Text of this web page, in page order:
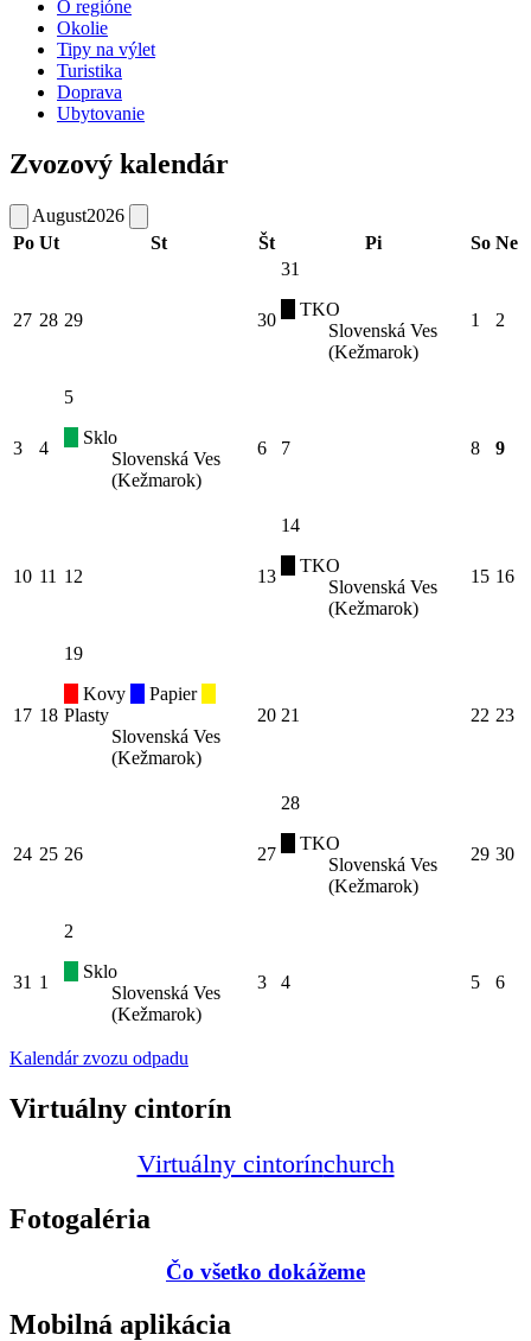
O regióne
Okolie
Tipy na výlet
Turistika
Doprava
Ubytovanie
Zvozový kalendár
August2026
Po Ut St Št Pi So Ne
27 28 29 30
31
TKO
Slovenská Ves
(Kežmarok)
1 2
3 4
5
Sklo
Slovenská Ves
(Kežmarok)
6 7 8 9
10 11 12 13
14
TKO
Slovenská Ves
(Kežmarok)
15 16
17 18
19
Kovy
Papier
Plasty
Slovenská Ves
(Kežmarok)
20 21 22 23
24 25 26 27
28
TKO
Slovenská Ves
(Kežmarok)
29 30
31 1
2
Sklo
Slovenská Ves
(Kežmarok)
3 4 5 6
Kalendár zvozu odpadu
Virtuálny cintorín
Virtuálny cintorínchurch
Fotogaléria
Čo všetko dokážeme
Mobilná aplikácia